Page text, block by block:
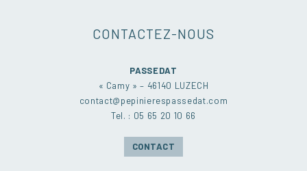
CONTACTEZ-NOUS
PASSEDAT
« Camy » – 46140 LUZECH
contact@pepinierespassedat.com
Tel. : 05 65 20 10 66
CONTACT